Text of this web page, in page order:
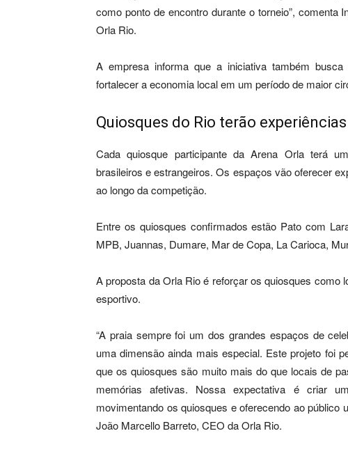
como ponto de encontro durante o torneio”, comenta
Orla Rio.
A empresa informa que a iniciativa também
fortalecer a economia local em um período de maior
Quiosques do Rio terão
Cada quiosque participante da Arena Orla terá
brasileiros e estrangeiros. Os espaços vão oferecer
ao longo da competição.
Entre os quiosques confirmados estão Pato com
MPB, Juannas, Dumare, Mar de Copa, La Carioca,
A proposta da Orla Rio é reforçar os quiosques como
esportivo.
“A praia sempre foi um dos grandes espaços de
uma dimensão ainda mais especial. Este projeto foi
que os quiosques são muito mais do que locais de
memórias afetivas. Nossa expectativa é criar
movimentando os quiosques e oferecendo ao
João Marcello Barreto, CEO da Orla Rio.